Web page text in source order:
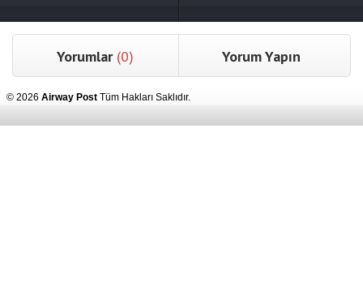
Yorumlar (0) Yorum Yapın
© 2026 Airway Post Tüm Hakları Saklıdır.